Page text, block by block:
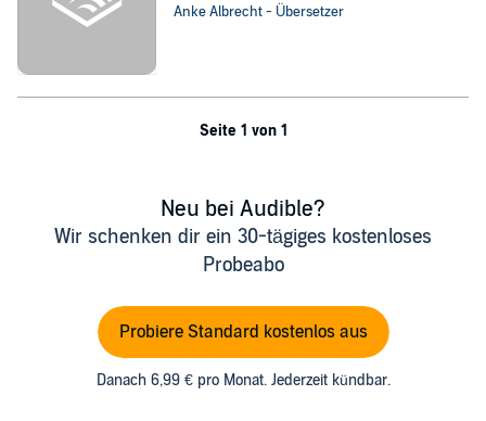
Anke Albrecht - Übersetzer
Seite 1 von 1
Neu bei Audible?
Wir schenken dir ein 30-tägiges kostenloses
Probeabo
Probiere Standard kostenlos aus
Danach 6,99 € pro Monat. Jederzeit kündbar.